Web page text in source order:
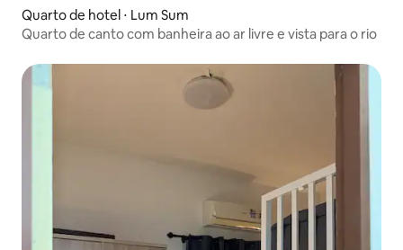
Quarto de hotel ⋅ Lum Sum
Quarto de canto com banheira ao ar livre e vista para o rio